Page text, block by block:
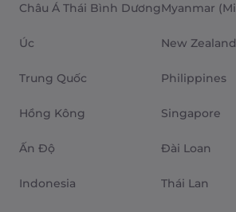
Châu Á Thái Bình Dương
Úc
Trung Quốc
Hồng Kông
Ấn Độ
Indonesia
Myanmar
New Zealand
Philippines
Singapore
Đài Loan
Thái Lan